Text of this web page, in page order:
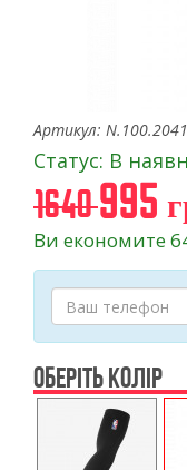
Артикул:
Статус: В
1640995
Ви економите
ОБЕРІТЬ КОЛІР